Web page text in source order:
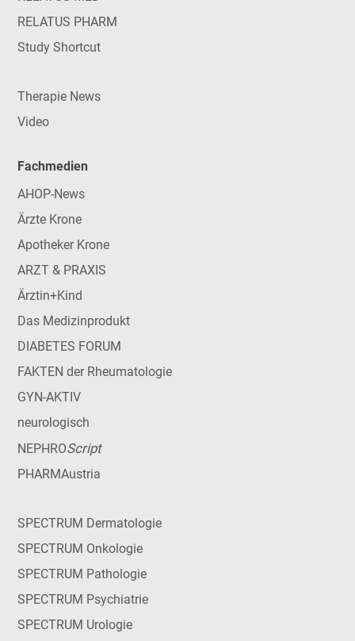
RELATUS PHARM
Study Shortcut
Therapie News
Video
Fachmedien
AHOP-News
Ärzte Krone
Apotheker Krone
ARZT & PRAXIS
Ärztin+Kind
Das Medizinprodukt
DIABETES FORUM
FAKTEN der Rheumatologie
GYN-AKTIV
neurologisch
NEPHROScript
PHARMAustria
SPECTRUM Dermatologie
SPECTRUM Onkologie
SPECTRUM Pathologie
SPECTRUM Psychiatrie
SPECTRUM Urologie